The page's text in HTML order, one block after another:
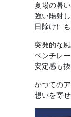
夏場の暑
強い陽射
日除けに
突発的な
ベンチレ
安定感も抜
かつての
想いを寄